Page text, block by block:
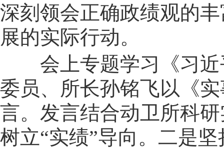
深刻领会正确政绩观的
展的实际行动。
会上专题学习《习
委员、所长孙铭飞以《
言。发言结合动卫所科
树立“实绩”导向。二是